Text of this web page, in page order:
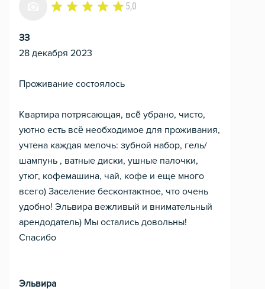
5,0
ЗЗ
28 декабря 2023
Проживание состоялось
Квартира потрясающая, всё убрано, чисто,
уютно есть всё необходимое для проживания,
учтена каждая мелочь: зубной набор, гель/
шампунь , ватные диски, ушные палочки,
утюг, кофемашина, чай, кофе и еще много
всего) Заселение бесконтактное, что очень
удобно! Эльвира вежливый и внимательный
арендодатель) Мы остались довольны!
Спасибо
Эльвира